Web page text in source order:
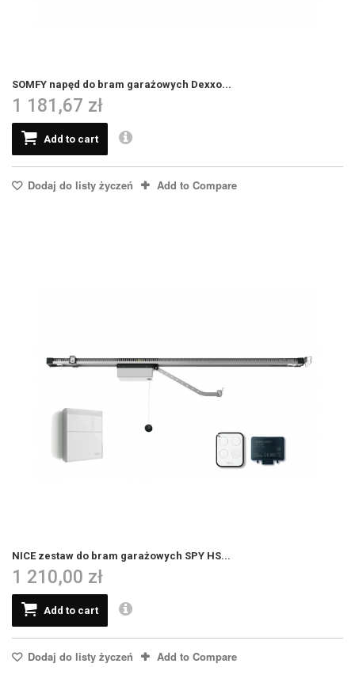
SOMFY napęd do bram garażowych Dexxo...
1 181,67 zł
Add to cart
Dodaj do listy życzeń Add to Compare
NICE zestaw do bram garażowych SPY HS...
1 210,00 zł
Add to cart
Dodaj do listy życzeń Add to Compare